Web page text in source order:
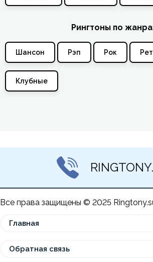
Рингтоны по
Шансон Рэп Рок
Клубные
Все права защищены © 2025
Главная
Обратная связь